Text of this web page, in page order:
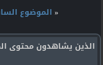
« الموضوع
الذين يشاهدون محتوى